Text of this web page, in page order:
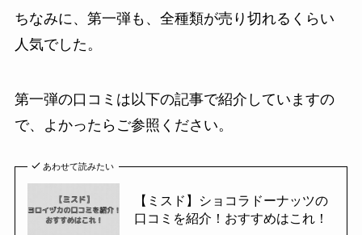
ちなみに、第一弾も、全種類が売り切れるくらい
人気でした。
第一弾の口コミは以下の記事で紹介していますの
で、よかったらご参照ください。
あわせて読みたい
【ミスド】ショコラドーナッツの
口コミを紹介！おすすめはこれ！